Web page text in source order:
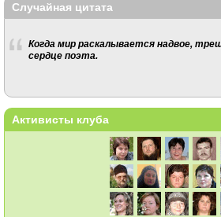
Случайная цитата
Когда мир раскалывается надвое,
сердце поэта.
Активисты клуба